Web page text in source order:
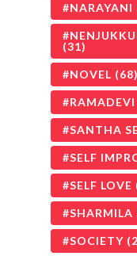
NARAYANI
(31)
NOVEL (68)
SANTHA
SELF
SELF LOVE
SHARMILA
SOCIETY